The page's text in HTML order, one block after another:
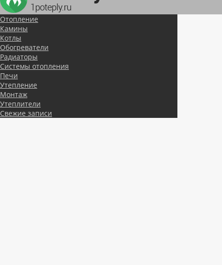
Отопление
Камины
Котлы
Обогреватели
Радиаторы
Системы отопления
Печи
Утепление
Монтаж
Утеплители
Свежие записи